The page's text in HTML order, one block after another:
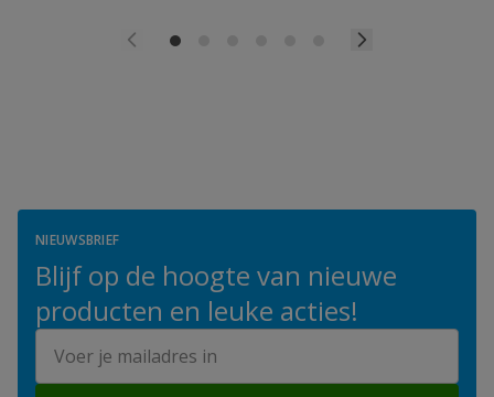
NIEUWSBRIEF
Blijf op de hoogte van nieuwe
producten en leuke acties!